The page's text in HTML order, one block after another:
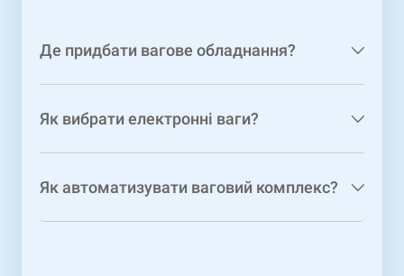
Де придбати вагове обладнання?
Як вибрати електронні ваги?
Як автоматизувати ваговий комплекс?